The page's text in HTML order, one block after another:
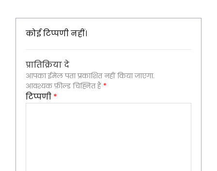
कोई टिप्पणी नहीं।
प्रातिक्रिया दे
आपका ईमेल पता प्रकाशित नहीं किया जाएगा.
आवश्यक फ़ील्ड चिह्नित हैं *
टिप्पणी *